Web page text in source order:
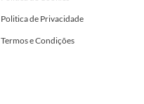
Politica de Privacidade
Termos e Condições